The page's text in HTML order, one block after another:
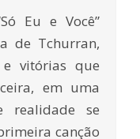
Eu e Você”
de Tchurran,
vitórias que
em uma
realidade se
canção